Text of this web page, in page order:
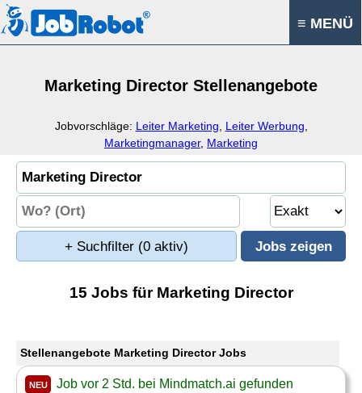
≡ MENÜ
Marketing Director Stellenangebote
Jobvorschläge: Leiter Marketing Leiter Werbung
Marketingmanager, Marketing
+ Suchfilter (0 aktiv)
15 Jobs für Marketing Director
Stellenangebote Marketing Director Jobs
NEU Job vor 2 Std. bei Mindmatch.ai gefunden